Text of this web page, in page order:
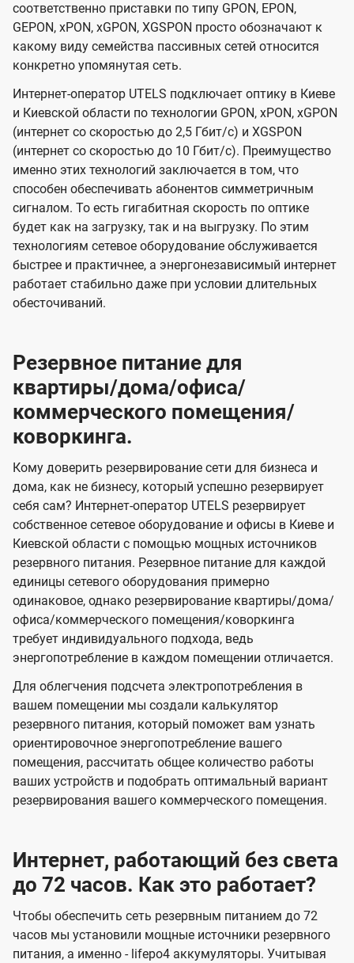
соответственно приставки по типу GPON, EPON,
GEPON, xPON, xGPON, XGSPON просто обозначают к
какому виду семейства пассивных сетей относится
конкретно упомянутая сеть.
Интернет-оператор UTELS подключает оптику в Киеве
и Киевской области по технологии GPON, xPON, xGPON
(интернет со скоростью до 2,5 Гбит/с) и XGSPON
(интернет со скоростью до 10 Гбит/с). Преимущество
именно этих технологий заключается в том, что
способен обеспечивать абонентов симметричным
сигналом. То есть гигабитная скорость по оптике
будет как на загрузку, так и на выгрузку. По этим
технологиям сетевое оборудование обслуживается
быстрее и практичнее, а энергонезависимый интернет
работает стабильно даже при условии длительных
обесточиваний.
Резервное питание для
квартиры/дома/офиса/
коммерческого помещения/
коворкинга.
Кому доверить резервирование сети для бизнеса и
дома, как не бизнесу, который успешно резервирует
себя сам? Интернет-оператор UTELS резервирует
собственное сетевое оборудование и офисы в Киеве и
Киевской области с помощью мощных источников
резервного питания. Резервное питание для каждой
единицы сетевого оборудования примерно
одинаковое, однако резервирование квартиры/дома/
офиса/коммерческого помещения/коворкинга
требует индивидуального подхода, ведь
энергопотребление в каждом помещении отличается.
Для облегчения подсчета электропотребления в
вашем помещении мы создали калькулятор
резервного питания, который поможет вам узнать
ориентировочное энергопотребление вашего
помещения, рассчитать общее количество работы
ваших устройств и подобрать оптимальный вариант
резервирования вашего коммерческого помещения.
Интернет, работающий без света
до 72 часов. Как это работает?
Чтобы обеспечить сеть резервным питанием до 72
часов мы установили мощные источники резервного
питания, а именно - lifepo4 аккумуляторы. Учитывая